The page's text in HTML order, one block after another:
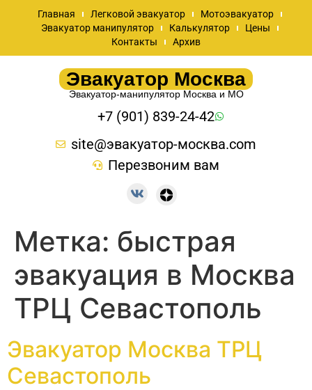
Главная Легковой эвакуатор
Мотоэвакуатор
Эвакуатор манипулятор
Калькулятор
Цены
Контакты
Архив
Эвакуатор Москва
Эвакуатор-манипулятор Москва и МО
+7 (901) 839-24-42
site@эвакуатор-москва.com
Перезвоним вам
Метка: быстрая
эвакуация в Москва
ТРЦ Севастополь
Эвакуатор Москва ТРЦ
Севастополь